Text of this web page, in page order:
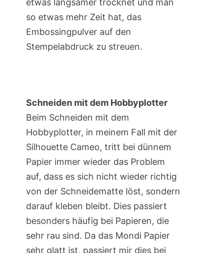
etwas langsamer trocknet und man
so etwas mehr Zeit hat, das
Embossingpulver auf den
Stempelabdruck zu streuen.
Schneiden mit dem Hobbyplotter
Beim Schneiden mit dem
Hobbyplotter, in meinem Fall mit der
Silhouette Cameo, tritt bei dünnem
Papier immer wieder das Problem
auf, dass es sich nicht wieder richtig
von der Schneidematte löst, sondern
darauf kleben bleibt. Dies passiert
besonders häufig bei Papieren, die
sehr rau sind. Da das Mondi Papier
sehr glatt ist, passiert mir dies bei